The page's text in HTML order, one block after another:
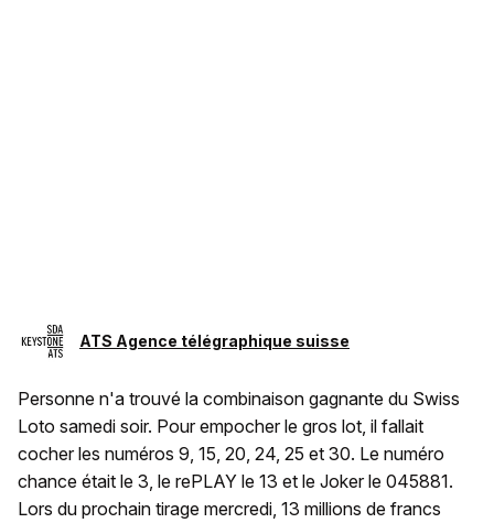
ATS Agence télégraphique suisse
Personne n'a trouvé la combinaison gagnante du Swiss
Loto samedi soir. Pour empocher le gros lot, il fallait
cocher les numéros 9, 15, 20, 24, 25 et 30. Le numéro
chance était le 3, le rePLAY le 13 et le Joker le 045881.
Lors du prochain tirage mercredi, 13 millions de francs